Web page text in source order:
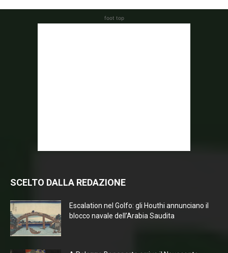
foot top
SCELTO DALLA REDAZIONE
Escalation nel Golfo: gli Houthi annunciano il
blocco navale dell’Arabia Saudita